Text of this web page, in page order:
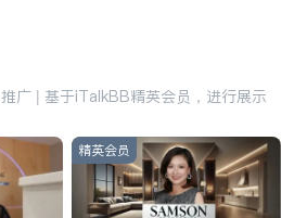
推广 | 基于iTalkBB精英会员，进行展示
精英会员